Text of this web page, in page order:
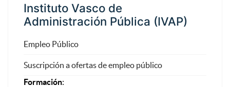
Instituto Vasco de
Administración Pública (IVAP)
Empleo Público
Suscripción a ofertas de empleo público
Formación: